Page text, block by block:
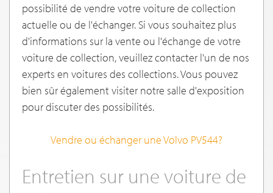
possibilité de vendre votre voiture de collection
actuelle ou de l'échanger. Si vous souhaitez plus
d'informations sur la vente ou l'échange de votre
voiture de collection, veuillez contacter l'un de nos
experts en voitures des collections. Vous pouvez
bien sûr également visiter notre salle d'exposition
pour discuter des possibilités.
Vendre ou échanger une Volvo PV544?
Entretien sur une voiture de